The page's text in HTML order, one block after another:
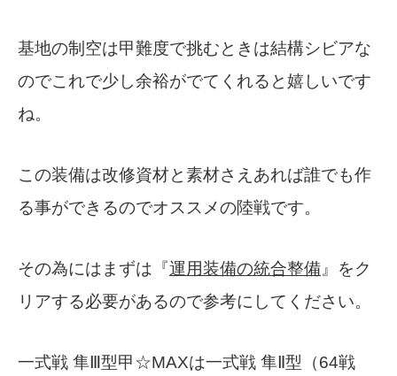
基地の制空は甲難度で挑むときは結構シビアな
のでこれで少し余裕がでてくれると嬉しいです
ね。
この装備は改修資材と素材さえあれば誰でも作
る事ができるのでオススメの陸戦です。
その為にはまずは『運用装備の統合整備 』をク
リアする必要があるので参考にしてください。
一式戦 隼Ⅲ型甲☆MAXは一式戦 隼Ⅱ型（64戦